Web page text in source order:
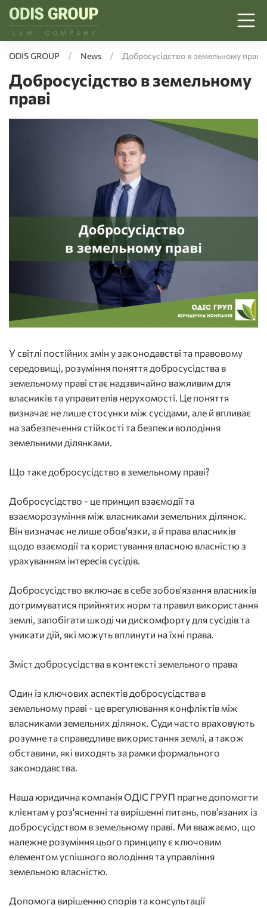
ODIS GROUP News Добросусідство в земельному праві
Добросусідство в земельному
праві
У світлі постійних змін у законодавстві та правовому
середовищі, розуміння поняття добросусідства в
земельному праві стає надзвичайно важливим для
власників та управителів нерухомості. Це поняття
визначає не лише стосунки між сусідами, але й впливає
на забезпечення стійкості та безпеки володіння
земельними ділянками.
Що таке добросусідство в земельному праві?
Добросусідство - це принцип взаємодії та
взаєморозуміння між власниками земельних ділянок.
Він визначає не лише обов'язки, а й права власників
щодо взаємодії та користування власною власністю з
урахуванням інтересів сусідів.
Добросусідство включає в себе зобов'язання власників
дотримуватися прийнятих норм та правил використання
землі, запобігати шкоді чи дискомфорту для сусідів та
уникати дій, які можуть вплинути на їхні права.
Зміст добросусідства в контексті земельного права
Один із ключових аспектів добросусідства в
земельному праві - це врегулювання конфліктів між
власниками земельних ділянок. Суди часто враховують
розумне та справедливе використання землі, а також
обставини, які виходять за рамки формального
законодавства.
Наша юридична компанія ОДІС ГРУП прагне допомогти
клієнтам у роз'ясненні та вирішенні питань, пов'язаних із
добросусідством в земельному праві. Ми вважаємо, що
належне розуміння цього принципу є ключовим
елементом успішного володіння та управління
земельною власністю.
Допомога вирішенню спорів та консультації